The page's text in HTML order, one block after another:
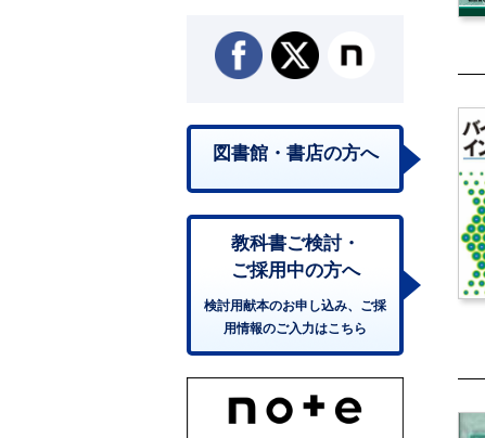
図書館・書店の方へ
教科書ご検討・
ご採用中の方へ
検討用献本のお申し込み、ご採
用情報のご入力はこちら